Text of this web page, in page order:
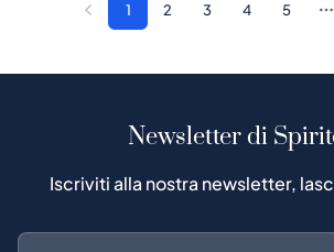
1 2 3 4 5
Newsletter di
Iscriviti alla nostra newsletter,